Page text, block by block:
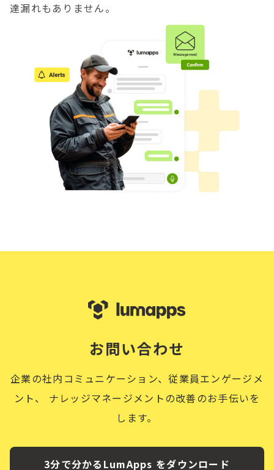
達漏れもありません。
お問い合わせ
企業の社内コミュニケーション、従業員エンゲージメ
ント、
ナレッジマネージメントの改善のお手伝いを
します。
3分で分かるLumApps をダウンロード